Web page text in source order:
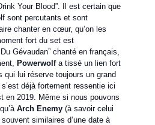
Your Blood”. Il est certain que
sont percutants et sont
chanter en cœur, qu’on les
fort du set est
Gévaudan” chanté en français,
Powerwolfa tissé un lien fort
qui lui réserve toujours un grand
déjà fortement ressentie ici
en 2019. Même si nous pouvons
Arch Enemy(à savoir celui
similaires d’une date à